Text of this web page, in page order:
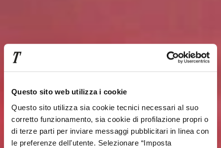
Questo sito web utilizza i cookie
Questo sito utilizza sia cookie tecnici necessari al suo
corretto funzionamento, sia cookie di profilazione propri o
di terze parti per inviare messaggi pubblicitari in linea con
le preferenze dell'utente. Selezionare “Imposta